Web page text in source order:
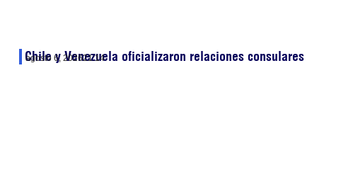
Chile y Venezuela oficializaron relaciones consulares
agosto 6, 202621:14